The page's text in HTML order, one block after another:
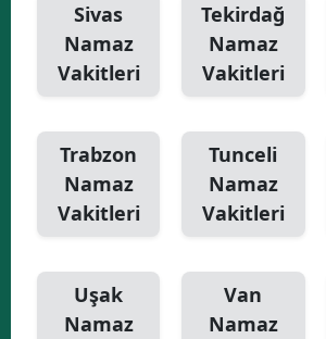
Sivas
Namaz
Vakitleri
Tekirdağ
Namaz
Vakitleri
Trabzon
Namaz
Vakitleri
Tunceli
Namaz
Vakitleri
Uşak
Namaz
Van
Namaz